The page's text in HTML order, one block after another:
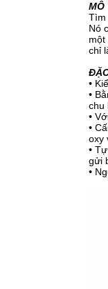
MÔ
Tìm
Nó
một
chỉ
•
•
chu
•
•
oxy
•
gửi
•